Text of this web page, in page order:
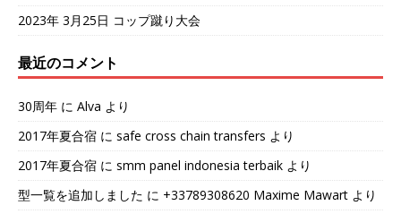
2023年 3月25日 コップ蹴り大会
最近のコメント
30周年 に Alva より
2017年夏合宿 に safe cross chain transfers より
2017年夏合宿 に smm panel indonesia terbaik より
型一覧を追加しました に +33789308620 Maxime Mawart より